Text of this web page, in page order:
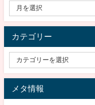
カテゴリー
メタ情報